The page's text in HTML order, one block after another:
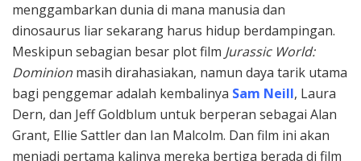
menggambarkan dunia di mana manusia dan
dinosaurus liar sekarang harus hidup berdampingan.
Meskipun sebagian besar plot film Jurassic World:
Dominion masih dirahasiakan, namun daya tarik utama
bagi penggemar adalah kembalinya Sam Neill, Laura
Dern, dan Jeff Goldblum untuk berperan sebagai Alan
Grant, Ellie Sattler dan Ian Malcolm. Dan film ini akan
menjadi pertama kalinya mereka bertiga berada di film